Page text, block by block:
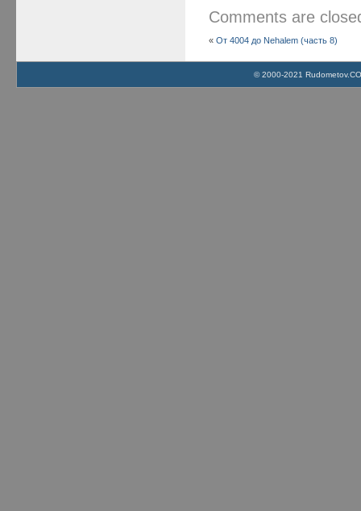
Comments are
«От 4004 до Nehalem (часть 8)
© 2000-2021